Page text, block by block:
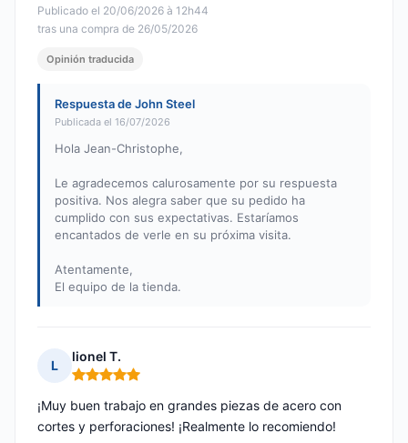
Publicado el 20/06/2026 à 12h44
tras una compra de 26/05/2026
Opinión traducida
Respuesta de John Steel
Publicada el 16/07/2026
Hola Jean-Christophe,
Le agradecemos calurosamente por su respuesta
positiva. Nos alegra saber que su pedido ha
cumplido con sus expectativas. Estaríamos
encantados de verle en su próxima visita.
Atentamente,
El equipo de la tienda.
L
lionel T.
Nota: 5 de 5
¡Muy buen trabajo en grandes piezas de acero con
cortes y perforaciones! ¡Realmente lo recomiendo!